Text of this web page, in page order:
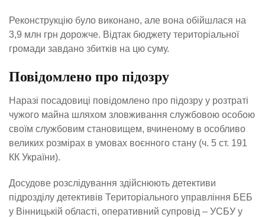
Реконструкцію було виконано, але вона обійшлася на
3,9 млн грн дорожче. Відтак бюджету територіальної
громади завдано збитків на цю суму.
Повідомлено про підозру
Наразі посадовиці повідомлено про підозру у розтраті
чужого майна шляхом зловживання службовою особою
своїм службовим становищем, вчиненому в особливо
великих розмірах в умовах воєнного стану (ч. 5 ст. 191
КК України).
Досудове розслідування здійснюють детективи
підрозділу детективів Територіального управління БЕБ
у Вінницькій області, оперативний супровід – УСБУ у